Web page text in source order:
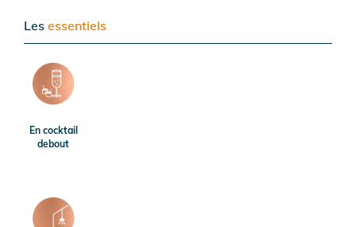
Les essentiels
En cocktail
debout